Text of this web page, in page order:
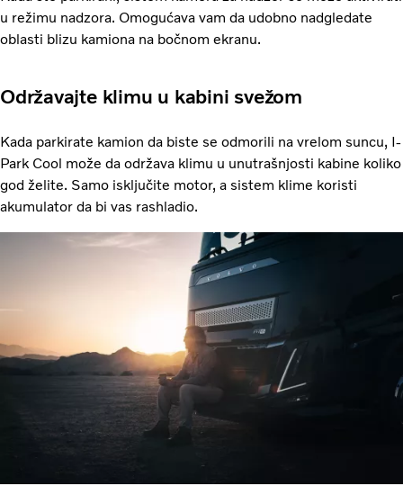
u režimu nadzora. Omogućava vam da udobno nadgledate
oblasti blizu kamiona na bočnom ekranu.
Održavajte klimu u kabini svežom
Kada parkirate kamion da biste se odmorili na vrelom suncu, I-
Park Cool može da održava klimu u unutrašnjosti kabine koliko
god želite. Samo isključite motor, a sistem klime koristi
akumulator da bi vas rashladio.